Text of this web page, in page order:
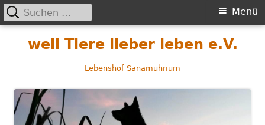
weil Tiere lieber leben e.V.
Lebenshof Sanamuhrium
Primäres
Menü
Menü
Suchen
nach: